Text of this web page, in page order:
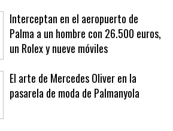
Interceptan en el aeropuerto de
Palma a un hombre con 26.500 euros,
un Rolex y nueve móviles
El arte de Mercedes Oliver en la
pasarela de moda de Palmanyola